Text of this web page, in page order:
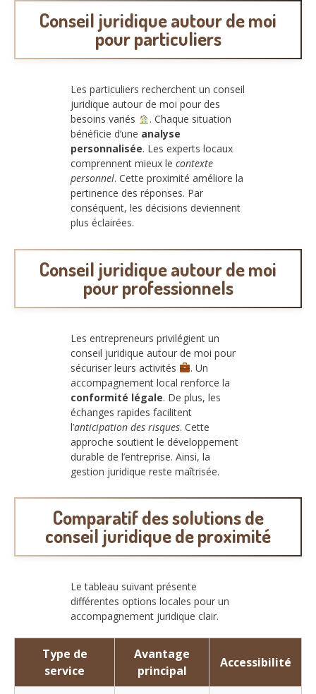
Conseil juridique autour de moi
pour particuliers
Les particuliers recherchent un conseil
juridique autour de moi pour des
besoins variés
. Chaque situation
bénéficie d’une analyse
personnalisée. Les experts locaux
comprennent mieux le contexte
personnel. Cette proximité améliore la
pertinence des réponses. Par
conséquent, les décisions deviennent
plus éclairées.
Conseil juridique autour de moi
pour professionnels
Les entrepreneurs privilégient un
conseil juridique autour de moi pour
sécuriser leurs activités
. Un
accompagnement local renforce la
conformité légale. De plus, les
échanges rapides facilitent
l’anticipation des risques. Cette
approche soutient le développement
durable de l’entreprise. Ainsi, la
gestion juridique reste maîtrisée.
Comparatif des solutions de
conseil juridique de proximité
Le tableau suivant présente
différentes options locales pour un
accompagnement juridique clair.
Type de
service
Avantage
principal
Accessibilité